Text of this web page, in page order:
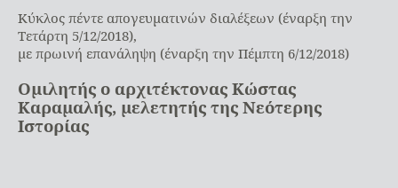
Κύκλος πέντε απογευματινών διαλέξεων (έναρξη την
Τετάρτη 5/12/2018),
με πρωινή επανάληψη (έναρξη την Πέμπτη 6/12/2018)
Ομιλητής ο αρχιτέκτονας Κώστας
Καραμαλής, μελετητής της Νεότερης
Ιστορίας